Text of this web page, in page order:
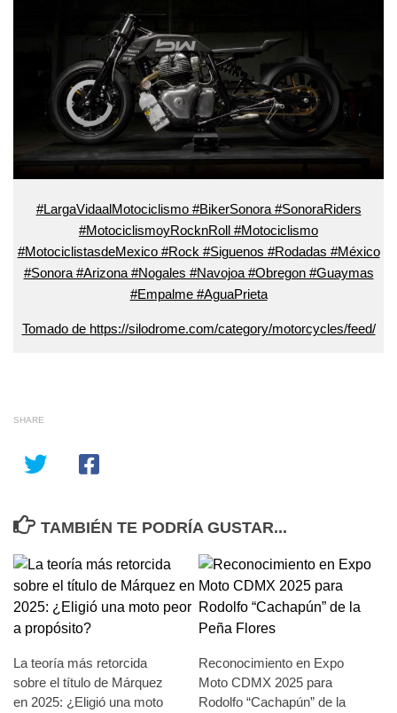
#LargaVidaalMotociclismo #BikerSonora #SonoraRiders
#MotociclismoyRocknRoll #Motociclismo
#MotociclistasdeMexico #Rock #Siguenos #Rodadas #México
#Sonora #Arizona #Nogales #Navojoa #Obregon #Guaymas
#Empalme #AguaPrieta
Tomado de https://silodrome.com/category/motorcycles/feed/
SHARE
TAMBIÉN TE PODRÍA GUSTAR...
La teoría más retorcida
sobre el título de Márquez
en 2025: ¿Eligió una moto
Reconocimiento en Expo
Moto CDMX 2025 para
Rodolfo “Cachapún” de la